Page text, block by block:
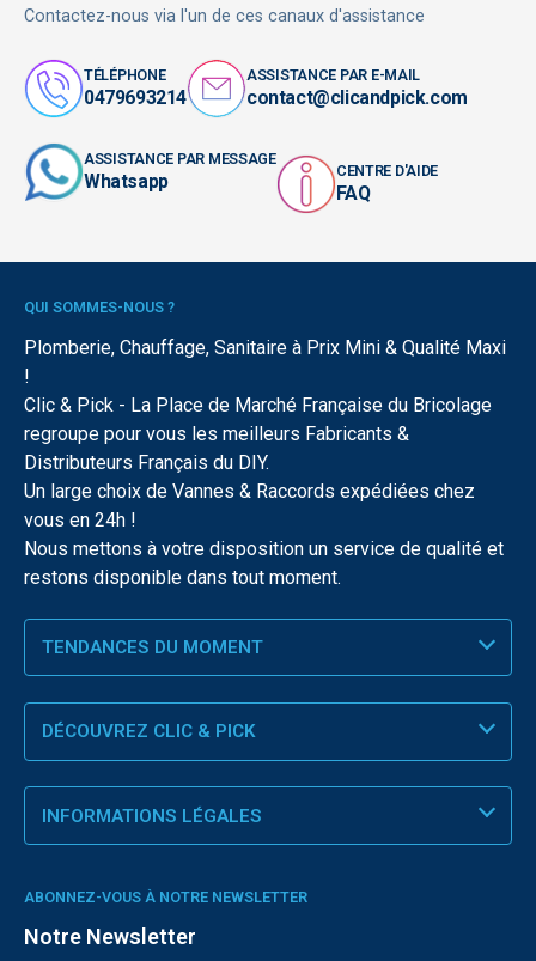
Contactez-nous via l'un de ces canaux d'assistance
TÉLÉPHONE
0479693214
ASSISTANCE PAR E-MAIL
contact@clicandpick.com
ASSISTANCE PAR MESSAGE
Whatsapp CENTRE D'AIDE
FAQ
QUI SOMMES-NOUS ?
Plomberie, Chauffage, Sanitaire à Prix Mini & Qualité Maxi
!
Clic & Pick - La Place de Marché Française du Bricolage
regroupe pour vous les meilleurs Fabricants &
Distributeurs Français du DIY.
Un large choix de Vannes & Raccords expédiées chez
vous en 24h !
Nous mettons à votre disposition un service de qualité et
restons disponible dans tout moment.
TENDANCES DU MOMENT
DÉCOUVREZ CLIC & PICK
INFORMATIONS LÉGALES
ABONNEZ-VOUS À NOTRE NEWSLETTER
Notre Newsletter